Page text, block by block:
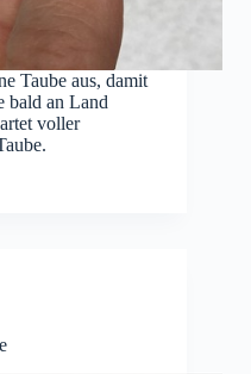
Taube aus, damit
bald an Land
voller